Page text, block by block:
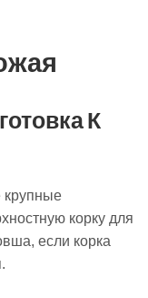
К
крупные
корку для
если корка